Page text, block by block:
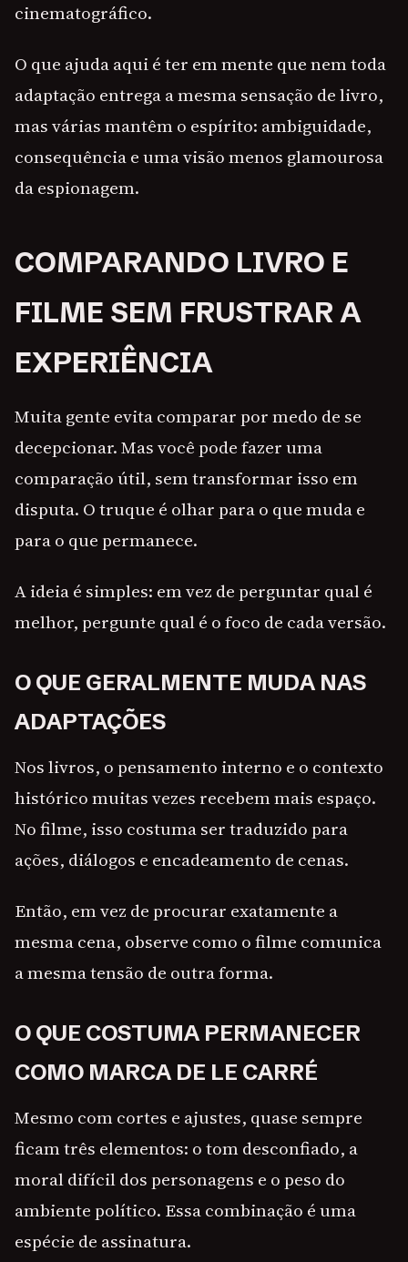
cinematográfico.
O que ajuda aqui é ter em mente que nem toda
adaptação entrega a mesma sensação de livro,
mas várias mantêm o espírito: ambiguidade,
consequência e uma visão menos glamourosa
da espionagem.
COMPARANDO LIVRO E
FILME SEM FRUSTRAR A
EXPERIÊNCIA
Muita gente evita comparar por medo de se
decepcionar. Mas você pode fazer uma
comparação útil, sem transformar isso em
disputa. O truque é olhar para o que muda e
para o que permanece.
A ideia é simples: em vez de perguntar qual é
melhor, pergunte qual é o foco de cada versão.
O QUE GERALMENTE MUDA NAS
ADAPTAÇÕES
Nos livros, o pensamento interno e o contexto
histórico muitas vezes recebem mais espaço.
No filme, isso costuma ser traduzido para
ações, diálogos e encadeamento de cenas.
Então, em vez de procurar exatamente a
mesma cena, observe como o filme comunica
a mesma tensão de outra forma.
O QUE COSTUMA PERMANECER
COMO MARCA DE LE CARRÉ
Mesmo com cortes e ajustes, quase sempre
ficam três elementos: o tom desconfiado, a
moral difícil dos personagens e o peso do
ambiente político. Essa combinação é uma
espécie de assinatura.